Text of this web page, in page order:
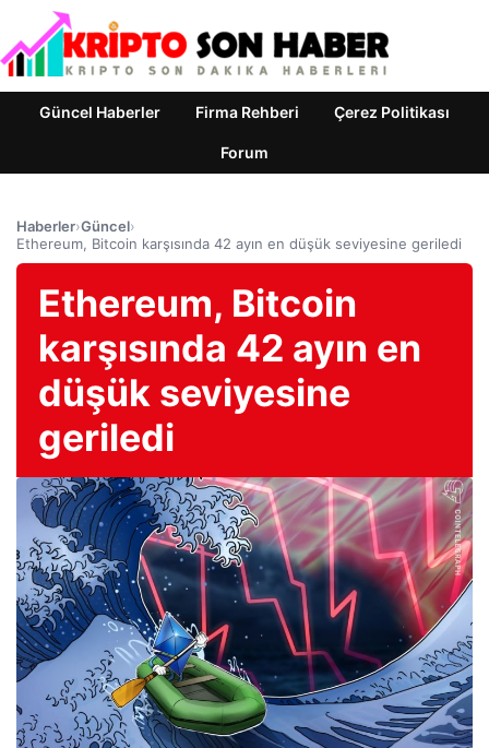
Güncel Haberler Firma Rehberi Çerez Politikası
Forum
Haberler›Güncel›
Ethereum, Bitcoin karşısında 42 ayın en düşük seviyesine geriledi
Ethereum, Bitcoin
karşısında 42 ayın en
düşük seviyesine
geriledi